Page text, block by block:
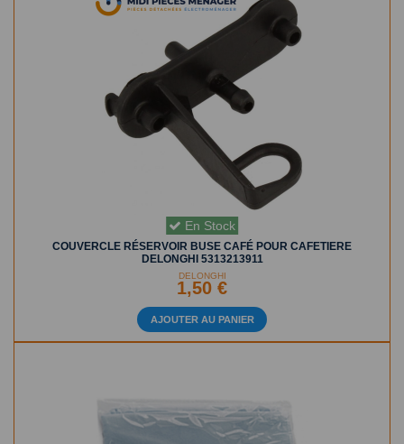
En Stock
COUVERCLE RÉSERVOIR BUSE CAFÉ POUR CAFETIERE
DELONGHI 5313213911
DELONGHI
1,50 €
AJOUTER AU PANIER